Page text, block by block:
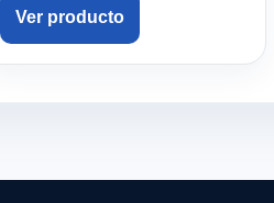
Ver producto